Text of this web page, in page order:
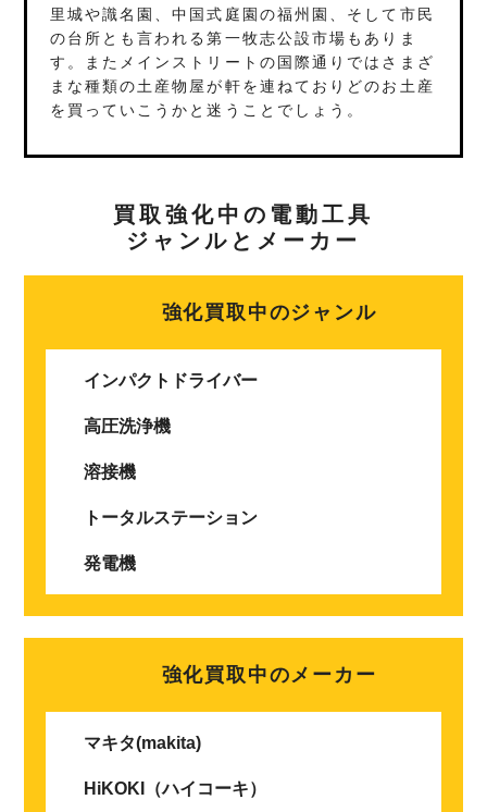
里城や識名園、中国式庭園の福州園、そして市民
の台所とも言われる第一牧志公設市場もありま
す。またメインストリートの国際通りではさまざ
まな種類の土産物屋が軒を連ねておりどのお土産
を買っていこうかと迷うことでしょう。
買取強化中の電動工具
ジャンルとメーカー
強化買取中のジャンル
インパクトドライバー
高圧洗浄機
溶接機
トータルステーション
発電機
強化買取中のメーカー
マキタ(makita)
HiKOKI（ハイコーキ）